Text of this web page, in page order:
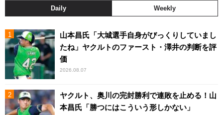
Daily Weekly
山本昌氏「大城選手自身がびっくりしていまし
たね」ヤクルトのファースト・澤井の判断を評
価
2026.08.07
ヤクルト、奥川の完封勝利で連敗を止める！山
本昌氏「勝つにはこういう形しかない」